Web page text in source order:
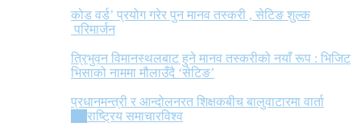
कोड वर्ड’ प्रयोग गरेर पुन मानव तस्करी , सेटिङ शुल्क
परिमार्जन
त्रिभुवन विमानस्थलबाट हुने मानव तस्करीको नयाँ रूप : भिजिट
भिसाको नाममा मौलाउँदै ‘सेटिङ’
प्रधानमन्त्री र आन्दोलनरत शिक्षकबीच बालुवाटारमा वार्ता
राष्ट्रिय समाचारविश्व